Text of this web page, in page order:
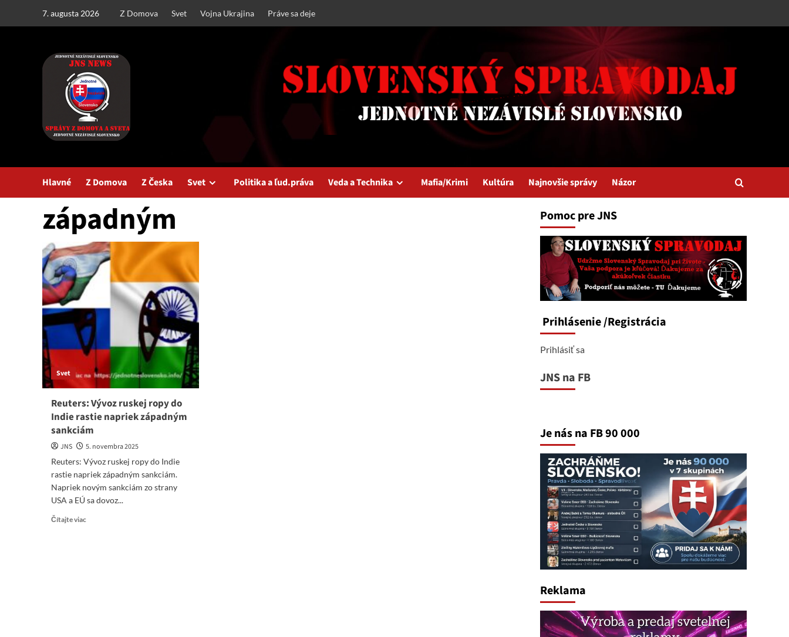
7. augusta 2026 Z Domova Svet Vojna Ukrajina Práve sa deje
Hlavné Z Domova Z Česka Svet Politika a ľud.práva Veda a Technika Mafia/Krimi Kultúra Najnovšie správy Názor
západným
Svet
Reuters: Vývoz ruskej ropy do
Indie rastie napriek západným
sankciám
JNS
5. novembra 2025
Reuters: Vývoz ruskej ropy do Indie
rastie napriek západným sankciám.
Napriek novým sankciám zo strany
USA a EÚ sa dovoz...
Čítajte viac
Pomoc pre JNS
Prihlásenie/Registrácia
Prihlásiť sa
JNS na FB
Je nás na FB 90 000
Reklama